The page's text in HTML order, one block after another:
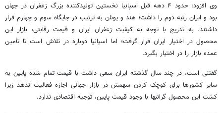
وی افزود: حدود ۴ دهه قبل اسپانیا نخستین تولیدکننده بزرگ زعفران در جهان
بود و ایران رتبه دوم را داشت؛ هند و یونان به ترتیب در جایگاه سوم و چهارم قرار
داشتند. به تدریج با توجه به کیفیت زعفران ایران و قیمت رقابتی، بازار این
محصول در اختیار ایران قرار گرفت؛ اما اسپانیا دوباره در تلاش است تا تأمین
عمده بازار را در اختیار بگیرد.
گفتنی است، در چند سال گذشته ایران سعی داشت با قیمت تمام شده پایین به
سایر کشورها برای کوچک کردن سهمش در بازار جهانی اجازه فعالیت ندهد زیرا
کشت این محصول گرانبها با وجود قیمت پایین، توجیه اقتصادی ندارد.